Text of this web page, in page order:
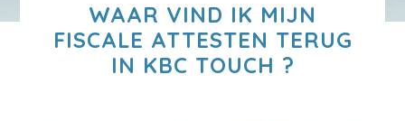
WAAR VIND IK MIJN
FISCALE ATTESTEN TERUG
IN KBC TOUCH ?